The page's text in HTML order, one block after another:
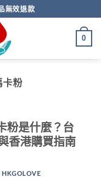
無效退款
0
卡粉
粉是什麼？台
香港購買指南
HKGOLOVE